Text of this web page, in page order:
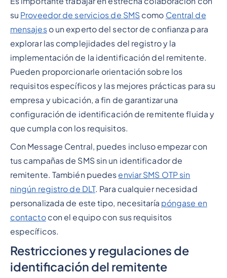
su Proveedor de servicios de SMS como Central de
mensajeso un experto del sector de confianza para
explorar las complejidades del registro y la
implementación de la identificación del remitente.
Pueden proporcionarle orientación sobre los
requisitos específicos y las mejores prácticas para su
empresa y ubicación, a fin de garantizar una
configuración de identificación de remitente fluida y
que cumpla con los requisitos.
Con Message Central, puedes incluso empezar con
tus campañas de SMS sin un identificador de
remitente. También puedes enviar SMS OTP sin
ningún registro de DLT. Para cualquier necesidad
personalizada de este tipo, necesitaría póngase en
contactocon el equipo con sus requisitos
específicos.
Restricciones y regulaciones de
identificación del remitente